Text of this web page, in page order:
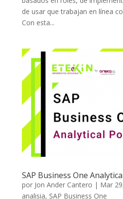
de usar que trabajan en línea
Con esta...
SAP Business One
por Jon Ander Cantero | Mar
analisia, SAP Business One